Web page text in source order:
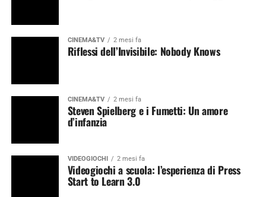
CINEMA&TV 2 mesi fa
Riflessi dell’Invisibile: Nobody Knows
CINEMA&TV 2 mesi fa
Steven Spielberg e i Fumetti: Un amore
d’infanzia
VIDEOGIOCHI 2 mesi fa
Videogiochi a scuola: l’esperienza di Press
Start to Learn 3.0